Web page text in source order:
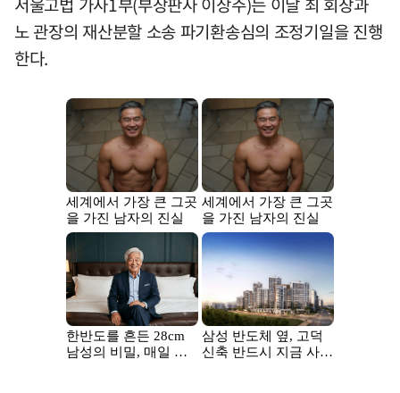
노 관장의 재산분할 소송 파기환송심의 조정기일을 진행
한다.